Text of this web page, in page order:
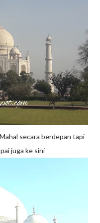
secara berdepan tapi
juga ke sini